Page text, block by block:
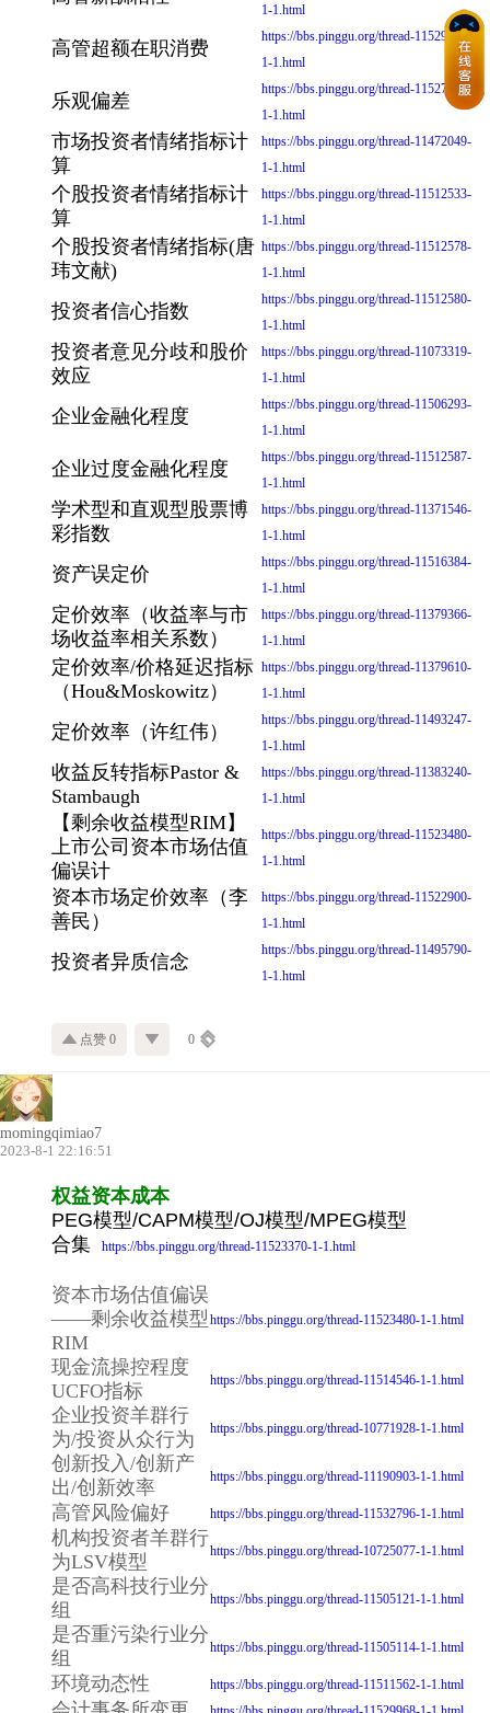
1-1.html
高管超额在职消费
https://bbs.pinggu.org/thread-11529662-
1-1.html
乐观偏差
https://bbs.pinggu.org/thread-11527308-
1-1.html
市场投资者情绪指标计
算
https://bbs.pinggu.org/thread-11472049-
1-1.html
个股投资者情绪指标计
算
https://bbs.pinggu.org/thread-11512533-
1-1.html
个股投资者情绪指标(唐
玮文献)
https://bbs.pinggu.org/thread-11512578-
1-1.html
投资者信心指数
https://bbs.pinggu.org/thread-11512580-
1-1.html
投资者意见分歧和股价
效应
https://bbs.pinggu.org/thread-11073319-
1-1.html
企业金融化程度
https://bbs.pinggu.org/thread-11506293-
1-1.html
企业过度金融化程度
https://bbs.pinggu.org/thread-11512587-
1-1.html
学术型和直观型股票博
彩指数
https://bbs.pinggu.org/thread-11371546-
1-1.html
资产误定价
https://bbs.pinggu.org/thread-11516384-
1-1.html
定价效率（收益率与市
场收益率相关系数）
https://bbs.pinggu.org/thread-11379366-
1-1.html
定价效率/价格延迟指标
（Hou&Moskowitz）
https://bbs.pinggu.org/thread-11379610-
1-1.html
定价效率（许红伟）
https://bbs.pinggu.org/thread-11493247-
1-1.html
收益反转指标Pastor &
Stambaugh
https://bbs.pinggu.org/thread-11383240-
1-1.html
【剩余收益模型RIM】
上市公司资本市场估值
偏误计
https://bbs.pinggu.org/thread-11523480-
1-1.html
资本市场定价效率（李
善民）
https://bbs.pinggu.org/thread-11522900-
1-1.html
投资者异质信念
https://bbs.pinggu.org/thread-11495790-
1-1.html
点赞 0 0
momingqimiao7
2023-8-1 22:16:51
权益资本成本
PEG模型/CAPM模型/OJ模型/MPEG模型
合集
https://bbs.pinggu.org/thread-11523370-1-1.html
资本市场估值偏误
——剩余收益模型
RIM
https://bbs.pinggu.org/thread-11523480-1-1.html
现金流操控程度
UCFO指标
https://bbs.pinggu.org/thread-11514546-1-1.html
企业投资羊群行
为/投资从众行为
https://bbs.pinggu.org/thread-10771928-1-1.html
创新投入/创新产
出/创新效率
https://bbs.pinggu.org/thread-11190903-1-1.html
高管风险偏好 https://bbs.pinggu.org/thread-11532796-1-1.html
机构投资者羊群行
为LSV模型
https://bbs.pinggu.org/thread-10725077-1-1.html
是否高科技行业分
组
https://bbs.pinggu.org/thread-11505121-1-1.html
是否重污染行业分
组
https://bbs.pinggu.org/thread-11505114-1-1.html
环境动态性 https://bbs.pinggu.org/thread-11511562-1-1.html